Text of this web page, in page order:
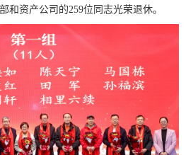
和资产公司的259位同志光荣退休。